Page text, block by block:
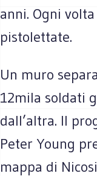
anni. Ogni
pistolettate.
Un muro
12mila soldati
dall’altra. Il
Peter Young
mappa di